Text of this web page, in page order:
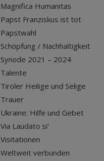
Magnifica Humanitas
Papst Franziskus ist tot
Papstwahl
Schöpfung / Nachhaltigkeit
Synode 2021 – 2024
Talente
Tiroler Heilige und Selige
Trauer
Ukraine: Hilfe und Gebet
Via Laudato si'
Visitationen
Weltweit verbunden